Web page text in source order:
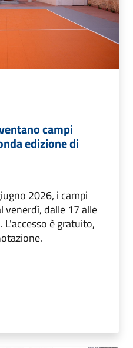
campi
edizione di
2026, i campi
venerdì, dalle 17 alle
è gratuito,